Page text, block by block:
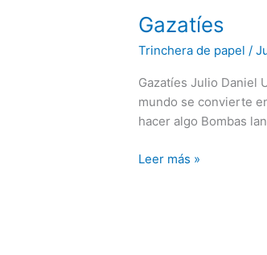
Gazatíes
Trinchera de papel /
Gazatíes Julio Daniel
mundo se convierte
hacer algo Bombas
Gazatíes
Leer más »